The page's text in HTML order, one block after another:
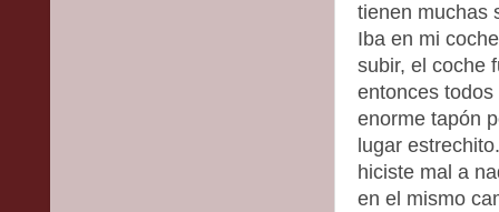
tienen muchas
Iba en mi
subir, el coche
entonces
enorme tapón
lugar
hiciste mal a
en el mismo